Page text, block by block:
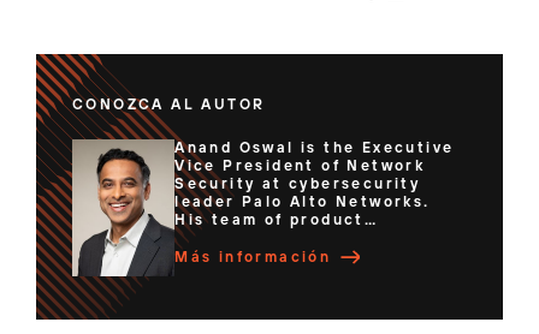
CONOZCA AL AUTOR
Anand Oswal is the Executive
Vice President of Network
Security at cybersecurity
leader Palo Alto Networks.
His team of product
managers, engineers and
researchers deliver best-in-
Más información